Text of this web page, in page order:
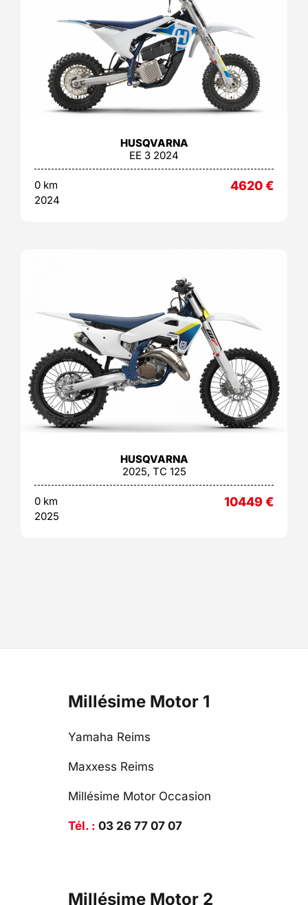
HUSQVARNA
EE 3 2024
0 km
2024
4620€
HUSQVARNA
2025, TC 125
0 km
2025
10449€
Millésime Motor 1
Yamaha Reims
Maxxess Reims
Millésime Motor Occasion
Tél. : 03 26 77 07 07
Millésime Motor 2